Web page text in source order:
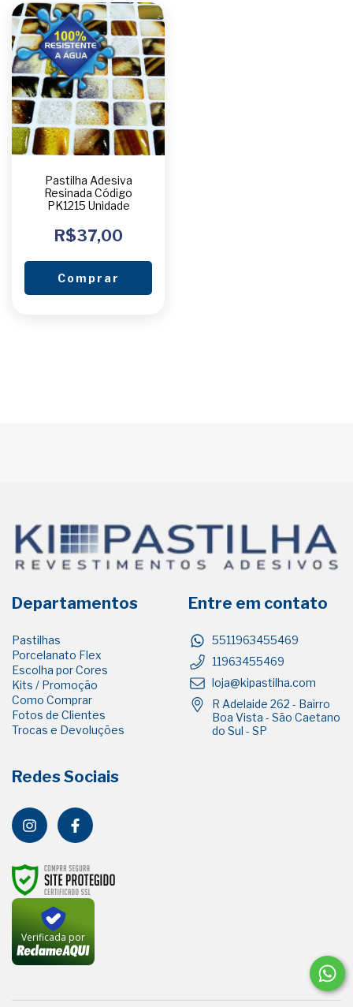
Pastilha Adesiva
Resinada Código
PK1215 Unidade
R$37,00
Comprar
Departamentos
Pastilhas
Porcelanato Flex
Escolha por Cores
Kits / Promoção
Como Comprar
Fotos de Clientes
Trocas e Devoluções
Entre em contato
5511963455469
11963455469
loja@kipastilha.com
R Adelaide 262 - Bairro
Boa Vista - São Caetano
do Sul - SP
Redes Sociais
Verificada por